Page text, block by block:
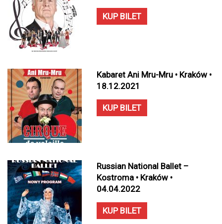
KUP BILET
Kabaret Ani Mru-Mru • Kraków •
18.12.2021
KUP BILET
Russian National Ballet –
Kostroma • Kraków •
04.04.2022
KUP BILET